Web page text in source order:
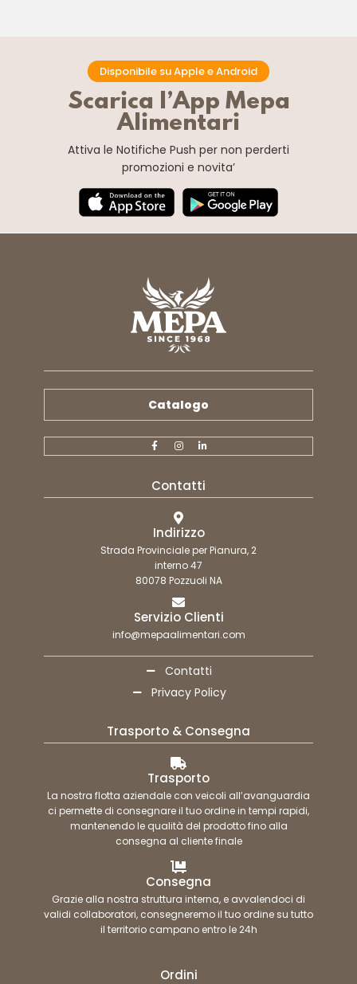
Disponibile su Apple e Android
Scarica l’App Mepa
Alimentari
Attiva le Notifiche Push per non perderti
promozioni e novita’
Catalogo
Contatti
Indirizzo
Strada Provinciale per Pianura, 2
interno 47
80078 Pozzuoli NA
Servizio Clienti
info@mepaalimentari.com
Contatti
Privacy Policy
Trasporto & Consegna
Trasporto
La nostra flotta aziendale con veicoli all’avanguardia
ci permette di consegnare il tuo ordine in tempi rapidi,
mantenendo le qualità del prodotto fino alla
consegna al cliente finale
Consegna
Grazie alla nostra struttura interna, e avvalendoci di
validi collaboratori, consegneremo il tuo ordine su tutto
il territorio campano entro le 24h
Ordini